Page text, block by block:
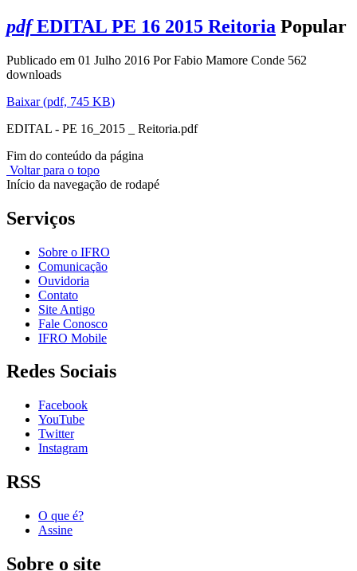
pdf EDITAL PE 16 2015 Reitoria Popular
Publicado em 01 Julho 2016 PorFabio Mamore Conde 562
downloads
Baixar(pdf, 745 KB)
EDITAL - PE 16_2015 _ Reitoria.pdf
Fim do conteúdo da página
Voltar para o topo
Início da navegação de rodapé
Serviços
Sobre o IFRO
Comunicação
Ouvidoria
Contato
Site Antigo
Fale Conosco
IFRO Mobile
Redes Sociais
Facebook
YouTube
Twitter
Instagram
RSS
O que é?
Assine
Sobre o site